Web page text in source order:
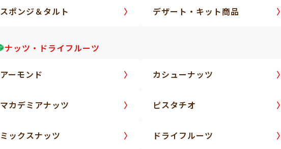
スポンジ＆タルト デザート・キット商品
ナッツ・ドライフルーツ
アーモンド カシューナッツ
マカデミアナッツ ピスタチオ
ミックスナッツ ドライフルーツ